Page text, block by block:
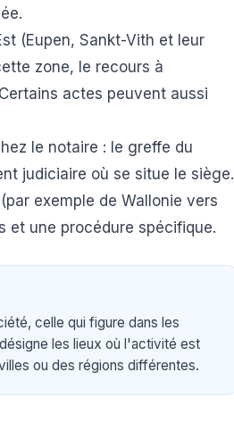
(Eupen, Sankt-Vith et leur
zone, le recours à
actes peuvent aussi
le notaire : le greffe du
judiciaire où se situe le siège.
exemple de Wallonie vers
et une procédure spécifique.
celle qui figure dans les
les lieux où l'activité est
ou des régions différentes.